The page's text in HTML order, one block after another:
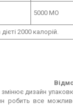
5000 МО
2000 калорій.
дизайн
робить все